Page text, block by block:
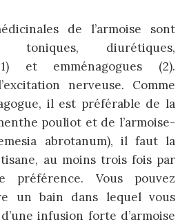
de l’armoise sont
toniques, diurétiques,
et emménagogues (2).
nerveuse. Comme
il est préférable de la
pouliot et de l’armoise-
abrotanum), il faut la
au moins trois fois par
Vous pouvez
un bain dans lequel vous
infusion forte d’armoise